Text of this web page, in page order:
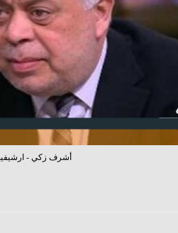
أشرف زكي -